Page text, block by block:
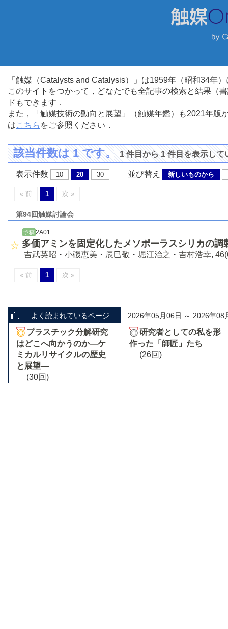
「触媒（Catalysts and Catalysis）」は1959年（昭和34年
このサイトをつかって，どなたでも全記事の検索と結果（
ドもできます．
また，「触媒技術の動向と展望」（触媒年鑑）も2021年
はこちら をご参照ください．
該当件数は 1 です。1 件目から 1 件目を表示して
表示件数 10 20 30 並び替え 新しいものから
« 前 1 次 »
第94回触媒討論会
予稿 2A01
多価アミンを固定化したメソポーラスシリカの調
吉武英昭 ・ 小磯恵美 ・ 辰巳敬 ・ 堀江治之 ・ 吉村浩幸,
« 前 1 次 »
よく読まれているページ 2026年05月06日 ～ 2026年08
プラスチック分解研究
はどこへ向かうのか―ケ
ミカルリサイクルの歴史
と展望―
(30回)
研究者としての私を形
作った「師匠」たち
(26回)